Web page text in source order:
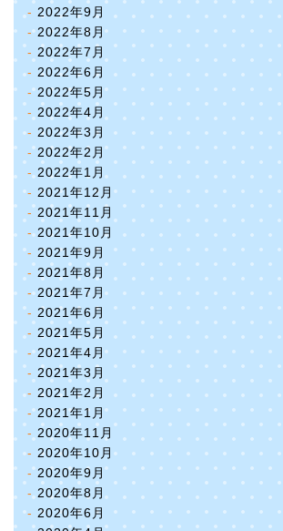
2022年9月
2022年8月
2022年7月
2022年6月
2022年5月
2022年4月
2022年3月
2022年2月
2022年1月
2021年12月
2021年11月
2021年10月
2021年9月
2021年8月
2021年7月
2021年6月
2021年5月
2021年4月
2021年3月
2021年2月
2021年1月
2020年11月
2020年10月
2020年9月
2020年8月
2020年6月